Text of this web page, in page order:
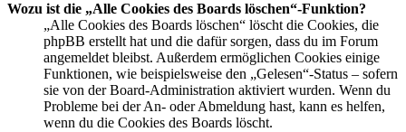
Wozu ist die „Alle Cookies des Boards löschen“-Funktion?
„Alle Cookies des Boards löschen“ löscht die Cookies, die
phpBB erstellt hat und die dafür sorgen, dass du im Forum
angemeldet bleibst. Außerdem ermöglichen Cookies einige
Funktionen, wie beispielsweise den „Gelesen“-Status – sofern
sie von der Board-Administration aktiviert wurden. Wenn du
Probleme bei der An- oder Abmeldung hast, kann es helfen,
wenn du die Cookies des Boards löscht.